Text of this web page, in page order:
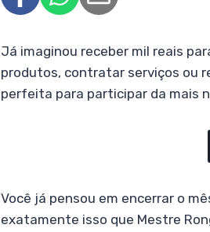
Já imaginou receber mil reais
produtos, contratar serviços ou
perfeita para participar da mais
Você já pensou em encerrar o
exatamente isso que Mestre